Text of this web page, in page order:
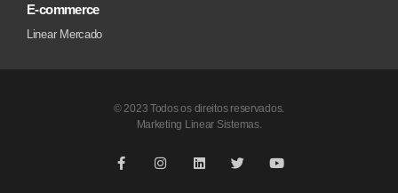
E-commerce
Linear Mercado
© 2023 Todos os direitos reservados.
Marketing Linear Sistemas.